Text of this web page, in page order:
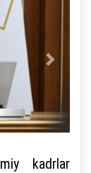
kadrlar